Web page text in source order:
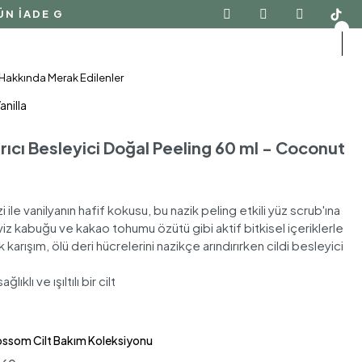
GARANTİSİ · DOĞAL İÇERİK
Merak Edilenler
Besleyici Doğal Peeling 60 ml - Coconut
ile vanilyanın hafif kokusu, bu nazik peling etkili yüz scrub'ına
kabuğu ve kakao tohumu özütü gibi aktif bitkisel içeriklerle
ölü deri hücrelerini nazikçe arındırırken cildi besleyici
ve ışıltılı bir cilt
Cilt Bakım Koleksiyonu